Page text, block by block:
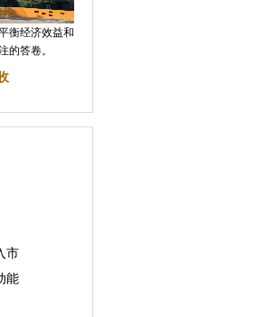
衡经济效益和
的答卷。
市
能